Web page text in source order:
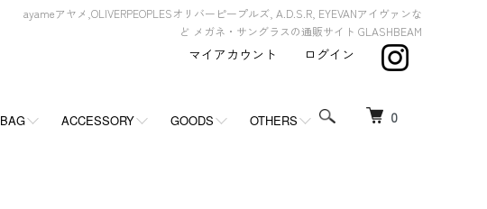
ayameアヤメ,OLIVERPEOPLESオリバーピープルズ, A.D.S.R, EYEVANアイヴァンな
ど メガネ・サングラスの通販サイト GLASHBEAM
0
BAG ACCESSORY GOODS OTHERS
マイアカウント ログイン